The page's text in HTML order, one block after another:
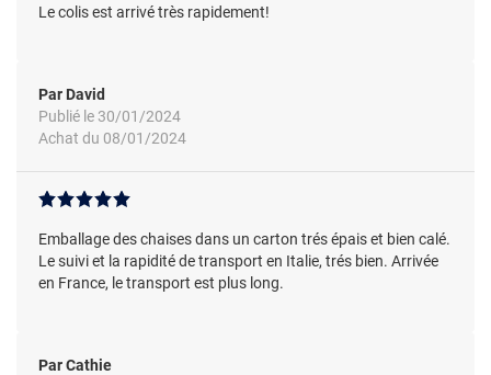
Le colis est arrivé très rapidement!
Par David
Publié le 30/01/2024
Achat du 08/01/2024
Emballage des chaises dans un carton trés épais et bien calé.
Le suivi et la rapidité de transport en Italie, trés bien. Arrivée
en France, le transport est plus long.
Par Cathie